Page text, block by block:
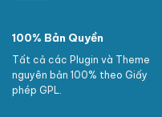
100% Bản Quyền
Tất cả các Plugin và Theme
nguyên bản 100% theo Giấy
phép GPL.